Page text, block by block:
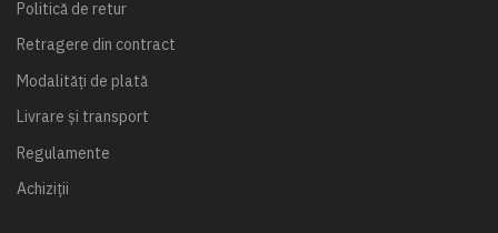
Politică de retur
Retragere din contract
Modalități de plată
Livrare și transport
Regulamente
Achiziții